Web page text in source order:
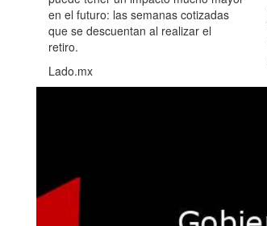
en el futuro: las semanas cotizadas
que se descuentan al realizar el
retiro.
Lado.mx